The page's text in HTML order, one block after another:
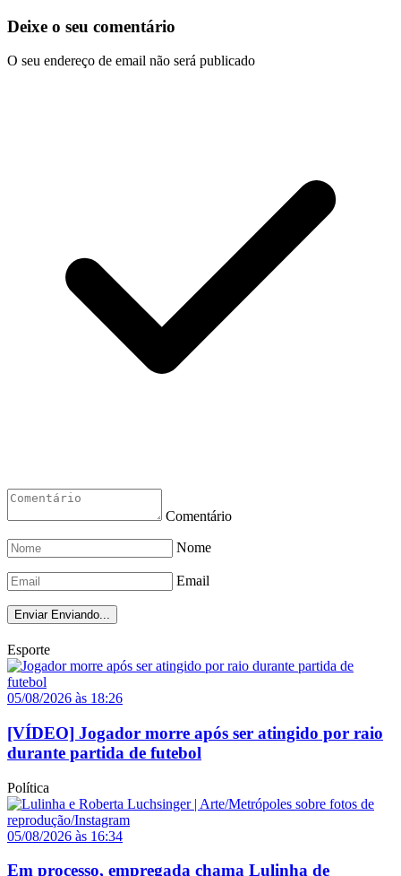
Deixe o seu comentário
O seu endereço de email não será publicado
Comentário
Nome
Email
Enviar Enviando...
Esporte
05/08/2026 às 18:26
[VÍDEO] Jogador morre após ser atingido por raio
durante partida de futebol
Política
05/08/2026 às 16:34
Em processo, empregada chama Lulinha de